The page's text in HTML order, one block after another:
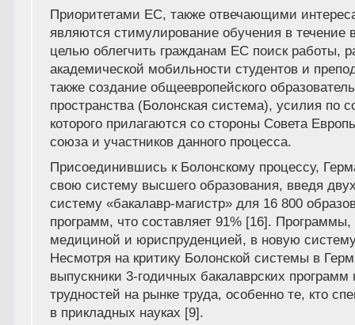
Приоритетами ЕС, также отвечающими
являются стимулирование обучения в течение
целью облегчить гражданам ЕС поиск работы,
академической мобильности студентов и
также создание общеевропейского
пространства (Болонская система), усилия по
которого прилагаются со стороны Совета
союза и участников данного процесса.
Присоединившись к Болонскому процессу,
свою систему высшего образования, введя
систему «бакалавр-магистр» для 16 800
программ, что составляет 91% [16].
медициной и юриспруденцией, в новую
Несмотря на критику Болонской системы в
выпускники 3-годичных бакалаврских
трудностей на рынке труда, особенно те, кто
в прикладных науках [9].